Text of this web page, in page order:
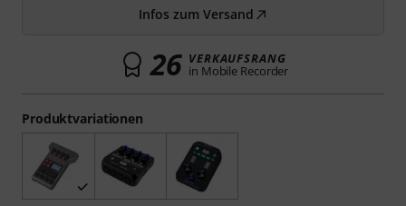
Produktvariationen
Infos zum Versand
26 VERKAUFSRANG
in Mobile Recorder